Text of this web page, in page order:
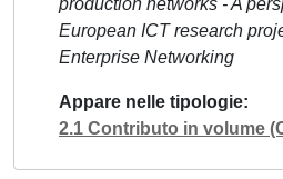
European ICT research
Enterprise Networking
Appare nelle tipologie
2.1 Contributo in volume